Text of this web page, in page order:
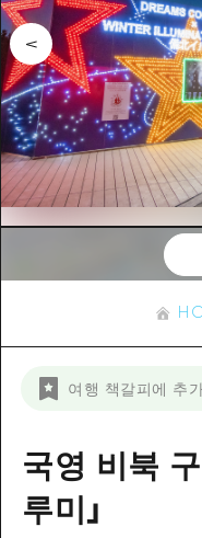
추천
아트
이벤
음식/
사이
쇼핑
스포
나이
기준
목록
Dive!
히로
아키(
빈고(
미야
빠른
관광지・
목록
히로
아키(
빈고(
비북(
게이
야마
시마
계절 정
이벤트
유용한
목록
접근
히로
뉴스
여행 책갈피에 추
국영 비북
루미」